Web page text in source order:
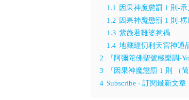
1.1 因果神魔懲罰 1 則-
1.2 因果神魔懲罰 1 則-
1.3 紫薇君雞婆惹禍
1.4 地藏經忉利天宮神通
2
『阿彌陀佛聖號極樂調-
3
『因果神魔懲罰 1 則 （简
4 Subscribe - 訂閱最新文章